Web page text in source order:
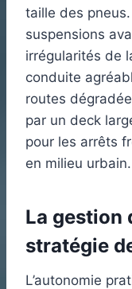
taille des
suspensions
irrégularités de
conduite
routes
par un deck
pour les arrêts
en milieu urbain.
La gestion
stratégie
L’autonomie